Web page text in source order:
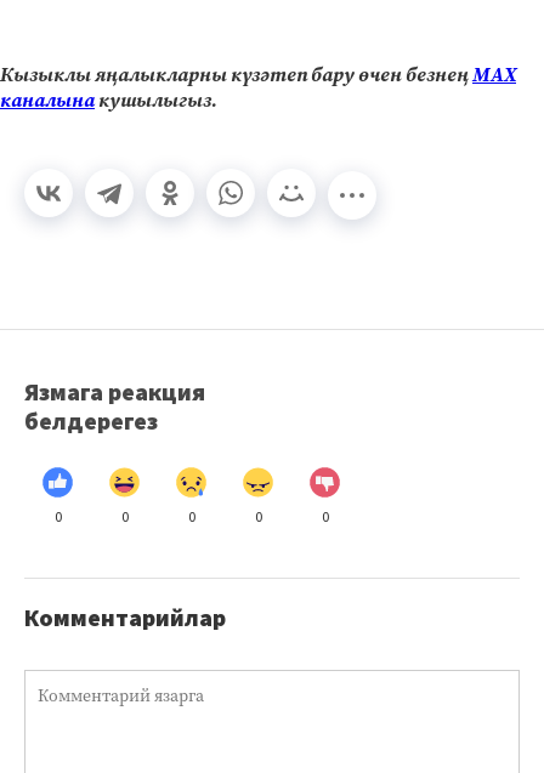
Кызыклы яңалыкларны күзәтеп бару өчен безнеңМАХ
каналынакушылыгыз.
Язмага реакция
белдерегез
0 0 0 0 0
Комментарийлар